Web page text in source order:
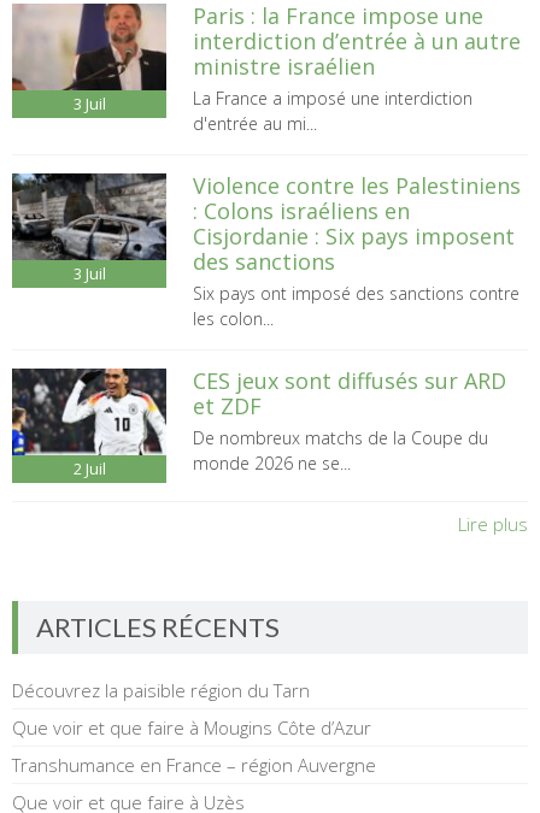
3 Juil
Paris : la France impose une
interdiction d’entrée à un autre
ministre israélien
La France a imposé une interdiction
d'entrée au mi...
3 Juil
Violence contre les Palestiniens
: Colons israéliens en
Cisjordanie : Six pays imposent
des sanctions
Six pays ont imposé des sanctions contre
les colon...
2 Juil
CES jeux sont diffusés sur ARD
et ZDF
De nombreux matchs de la Coupe du
monde 2026 ne se...
Lire plus
ARTICLES RÉCENTS
Découvrez la paisible région du Tarn
Que voir et que faire à Mougins Côte d’Azur
Transhumance en France – région Auvergne
Que voir et que faire à Uzès